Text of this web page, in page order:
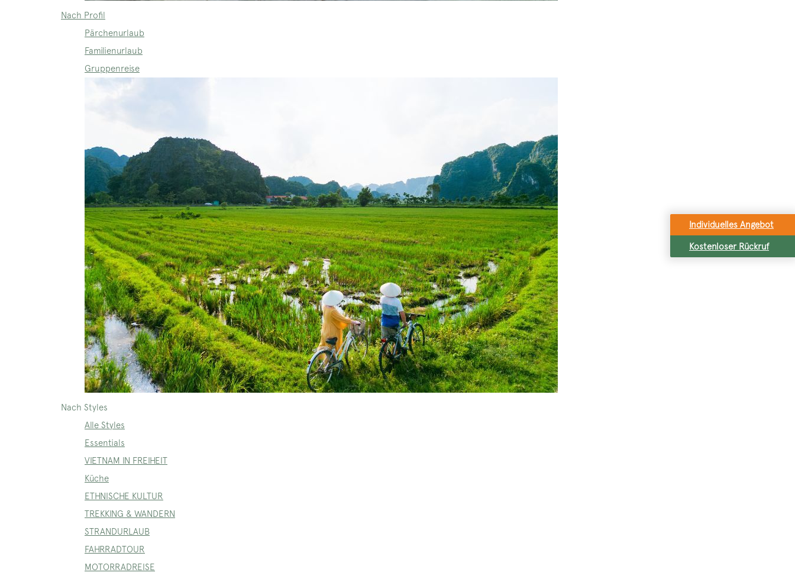
Nach Profil
Pärchenurlaub
Familienurlaub
Gruppenreise
Nach Styles
Alle Styles
Essentials
VIETNAM IN FREIHEIT
Küche
ETHNISCHE KULTUR
TREKKING & WANDERN
STRANDURLAUB
FAHRRADTOUR
MOTORRADREISE
Individuelles Angebot
Kostenloser Rückruf